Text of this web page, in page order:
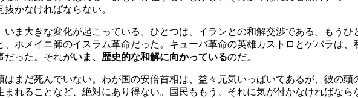
抜かなければならない。
ま大きな変化が起こっている。ひとつは、イランとの和解交渉である。もう
ホメイニ師のイスラム革命だった。キューバ革命の英雄カストロとゲバラは、
だった。それがいま、歴史的な和解に向かっているのだ。
まだ死んでいない。わが国の安倍首相は、益々元気いっぱいであるが、彼の
れることなど、絶対にあり得ない。国民ももう、それに気が付かなければなら